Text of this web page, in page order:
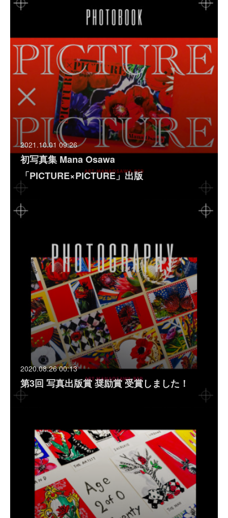
2021.10.01 09:26
初写真集 Mana Osawa
「PICTURE×PICTURE」出版
2020.08.26 00:13
第3回 写真出版賞 奨励賞 受賞しました！